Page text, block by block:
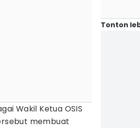
Wakil Ketua OSIS
membuat
Tonton